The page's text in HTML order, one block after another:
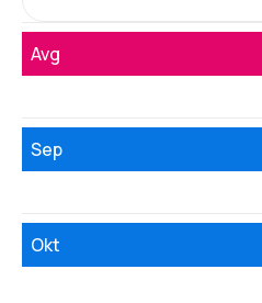
Avg
Sep
Okt